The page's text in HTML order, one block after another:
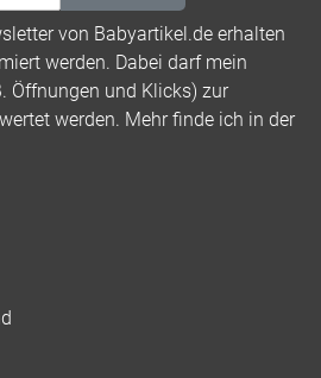
von Babyartikel.de erhalten
werden. Dabei darf mein
Öffnungen und Klicks) zur
werden. Mehr finde ich in der